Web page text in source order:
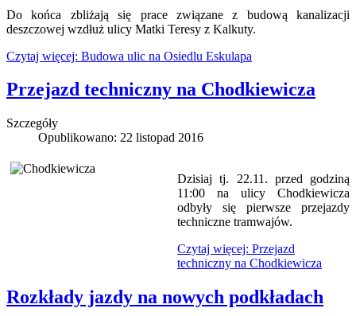
Do końca zbliżają się prace związane z budową kanalizacji
deszczowej wzdłuż ulicy Matki Teresy z Kalkuty.
Czytaj więcej: Budowa ulic na Osiedlu Eskulapa
Przejazd techniczny na Chodkiewicza
Szczegóły
Opublikowano: 22 listopad 2016
Dzisiaj tj. 22.11. przed godziną
11:00 na ulicy Chodkiewicza
odbyły się pierwsze przejazdy
techniczne tramwajów.
Czytaj więcej: Przejazd
techniczny na Chodkiewicza
Rozkłady jazdy na nowych podkładach